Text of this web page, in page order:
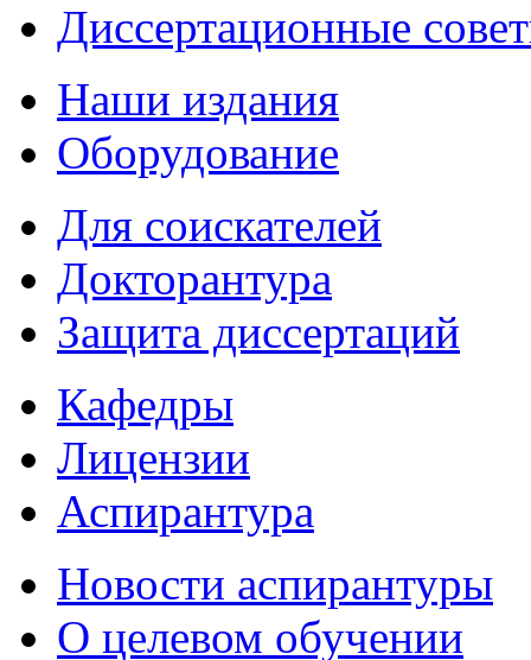
Диссертационные
Наши издания
Оборудование
Для соискателей
Докторантура
Защита диссертаций
Кафедры
Лицензии
Аспирантура
Новости аспирантуры
О целевом обучении